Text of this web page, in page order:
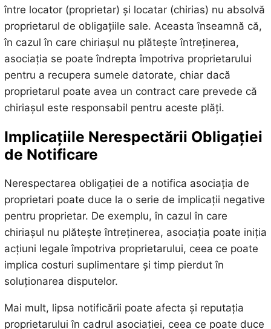
între locator (proprietar) și locatar (chirias) nu absolvă
proprietarul de obligațiile sale. Aceasta înseamnă că,
în cazul în care chiriașul nu plătește întreținerea,
asociația se poate îndrepta împotriva proprietarului
pentru a recupera sumele datorate, chiar dacă
proprietarul poate avea un contract care prevede că
chiriașul este responsabil pentru aceste plăți.
Implicațiile Nerespectării Obligației
de Notificare
Nerespectarea obligației de a notifica asociația de
proprietari poate duce la o serie de implicații negative
pentru proprietar. De exemplu, în cazul în care
chiriașul nu plătește întreținerea, asociația poate iniția
acțiuni legale împotriva proprietarului, ceea ce poate
implica costuri suplimentare și timp pierdut în
soluționarea disputelor.
Mai mult, lipsa notificării poate afecta și reputația
proprietarului în cadrul asociației, ceea ce poate duce